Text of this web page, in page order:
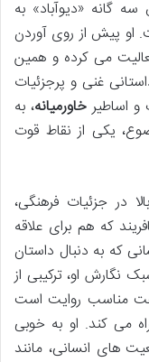
خلق سه گانه «دیوآباد» به
پیش از روی آوردن
می کرده و همین
غنی و پرجزئیات
اساطیرخاورمیانه، به
یکی از نقاط قوت
در جزئیات فرهنگی،
که هم برای علاقه
که به دنبال داستان
نگارش او، ترکیبی از
مناسب روایت است
می کند. او به خوبی
های انسانی، مانند